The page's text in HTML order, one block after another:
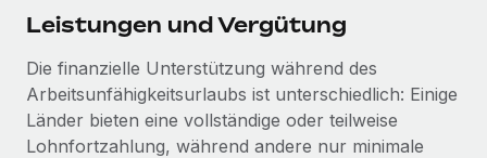
Wie Phiture 55 Mitarbeiter:innen in 19 Ländern
mit Remote verwaltet
Phiture ist der unumstrittene Marktführer im Bereich der
Wachstumsberatung für mobile Apps. Das...
Leistungen und Vergütung
Die finanzielle Unterstützung während des
Arbeitsunfähigkeitsurlaubs ist unterschiedlich: Einige
Länder bieten eine vollständige oder teilweise
Lohnfortzahlung, während andere nur minimale